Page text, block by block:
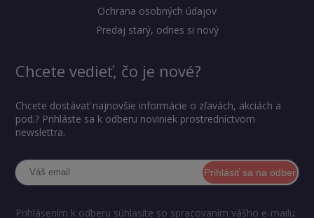
Ochrana osobných údajov
Predaj starý, odnes si nový
Chcete vedieť, čo je nové?
Chcete dostávať najnovšie informácie o zľavách, akciách a
pod.? Prihláste sa k odberu noviniek prostredníctvom
newslettra.
Prihlásiť sa na odber
Prihlásením k odberu súhlasíte so spracovaním vášho e-mailu.